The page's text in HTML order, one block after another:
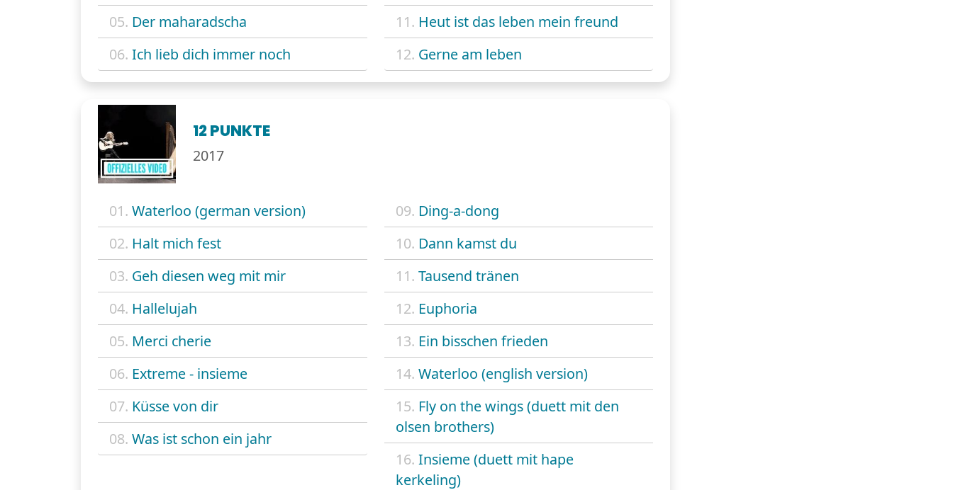
05. Der maharadscha
06. Ich lieb dich immer noch
11. Heut ist das leben mein freund
12. Gerne am leben
12 PUNKTE
2017
01. Waterloo (german version)
02. Halt mich fest
03. Geh diesen weg mit mir
04. Hallelujah
05. Merci cherie
06. Extreme - insieme
07. Küsse von dir
08. Was ist schon ein jahr
09. Ding-a-dong
10. Dann kamst du
11. Tausend tränen
12. Euphoria
13. Ein bisschen frieden
14. Waterloo (english version)
15. Fly on the wings (duett mit den
olsen brothers)
16. Insieme (duett mit hape
kerkeling)